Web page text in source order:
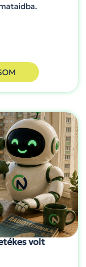
volt